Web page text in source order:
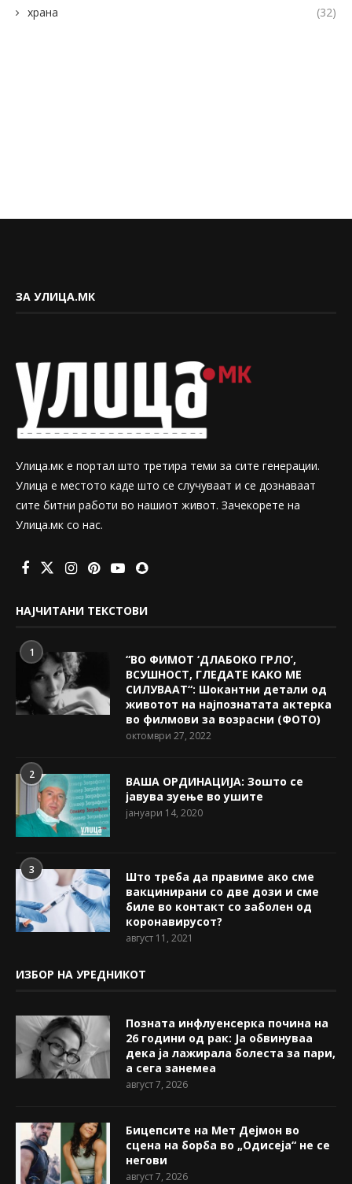
храна (32)
ЗА УЛИЦА.МК
Улица.мк е портал што третира теми за сите генерации.
Улица е местото каде што се случуваат и се дознаваат
сите битни работи во нашиот живот. Зачекорете на
Улица.мк со нас.
НАЈЧИТАНИ ТЕКСТОВИ
1
“ВО ФИМОТ ‘ДЛАБОКО ГРЛО’,
ВСУШНОСТ, ГЛЕДАТЕ КАКО МЕ
СИЛУВААТ“: Шокантни детали од
животот на најпознатата актерка
во филмови за возрасни (ФОТО)
октомври 27, 2022
2
ВАША ОРДИНАЦИЈА: Зошто се
јавува зуење во ушите
јануари 14, 2020
3
Што треба да правиме ако сме
вакцинирани со две дози и сме
биле во контакт со заболен од
коронавирусот?
август 11, 2021
ИЗБОР НА УРЕДНИКОТ
Позната инфлуенсерка почина на
26 години од рак: Ја обвинуваа
дека ја лажирала болеста за пари,
а сега занемеа
август 7, 2026
Бицепсите на Мет Дејмон во
сцена на борба во „Одисеја“ не се
негови
август 7, 2026